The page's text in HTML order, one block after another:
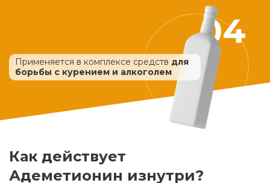
Применяется в комплексе средств для
борьбы с курением и алкоголем
Как действует
Адеметионин изнутри?